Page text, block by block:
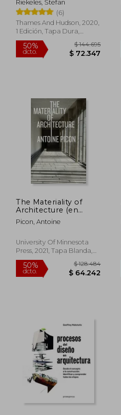
50%
dcto. $ 50.928
(en Inglés)
Riekeles, Stefan
(6)
Thames And Hudson, 2020,
1 Edición, Tapa Dura,
Nuevo
50%
dcto.
$ 144.695
The Materiality of
Architecture (en
Inglés)
Picon, Antoine
University Of Minnesota
Press, 2021, Tapa Blanda,
Nuevo